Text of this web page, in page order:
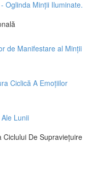
Oglinda Minții Iluminate.
de Manifestare al Minții
Ciclică A Emoțiilor
Lunii
De Supraviețuire